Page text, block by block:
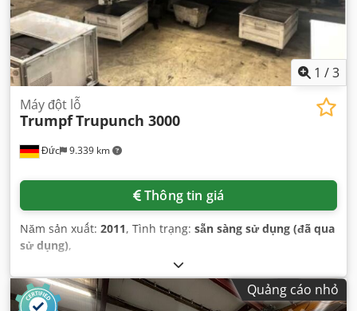
1 /3
Đức 9.339 km
Máy đột lỗ
TrumpfTrupunch 3000
Thông tin giá
Năm sản xuất: 2011, Tình trạng: sẵn sàng sử dụng (đã qua
sử dụng),
Quảng cáo nhỏ